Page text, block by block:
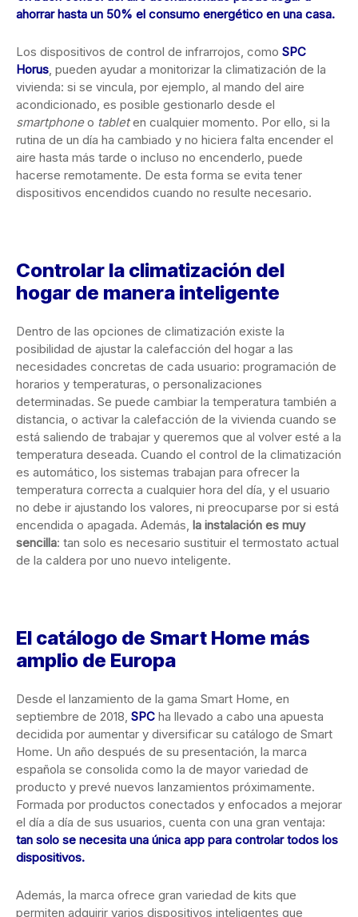
ahorrar hasta un 50% el consumo energético en una casa.
Los dispositivos de control de infrarrojos, como SPC
Horus, pueden ayudar a monitorizar la climatización de la
vivienda: si se vincula, por ejemplo, al mando del aire
acondicionado, es posible gestionarlo desde el
smartphoneo tableten cualquier momento. Por ello, si la
rutina de un día ha cambiado y no hiciera falta encender el
aire hasta más tarde o incluso no encenderlo, puede
hacerse remotamente. De esta forma se evita tener
dispositivos encendidos cuando no resulte necesario.
Controlar la climatización del
hogar de manera inteligente
Dentro de las opciones de climatización existe la
posibilidad de ajustar la calefacción del hogar a las
necesidades concretas de cada usuario: programación de
horarios y temperaturas, o personalizaciones
determinadas. Se puede cambiar la temperatura también a
distancia, o activar la calefacción de la vivienda cuando se
está saliendo de trabajar y queremos que al volver esté a la
temperatura deseada. Cuando el control de la climatización
es automático, los sistemas trabajan para ofrecer la
temperatura correcta a cualquier hora del día, y el usuario
no debe ir ajustando los valores, ni preocuparse por si está
encendida o apagada. Además, la instalación es muy
sencilla: tan solo es necesario sustituir el termostato actual
de la caldera por uno nuevo inteligente.
El catálogo de Smart Home más
amplio de Europa
Desde el lanzamiento de la gama Smart Home, en
septiembre de 2018, SPC ha llevado a cabo una apuesta
decidida por aumentar y diversificar su catálogo de Smart
Home. Un año después de su presentación, la marca
española se consolida como la de mayor variedad de
producto y prevé nuevos lanzamientos próximamente.
Formada por productos conectados y enfocados a mejorar
el día a día de sus usuarios, cuenta con una gran ventaja:
tan solo se necesita una única app para controlar todos los
dispositivos.
Además, la marca ofrece gran variedad de kits que
permiten adquirir varios dispositivos inteligentes que